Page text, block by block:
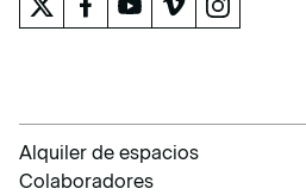
Alquiler de espacios
Colaboradores